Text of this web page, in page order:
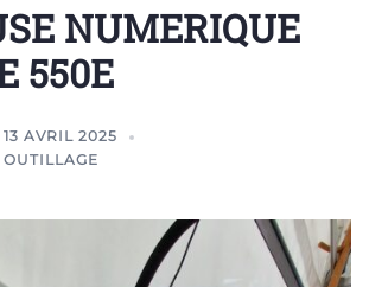
NUMERIQUE
550E
13 AVRIL 2025
OUTILLAGE